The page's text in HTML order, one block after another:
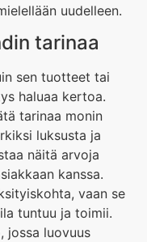
uudelleen.
tarinaa
sen tuotteet tai
haluaa kertoa.
tarinaa monin
luksusta ja
näitä arvoja
kanssa.
vaan se
tuntuu ja toimii.
jossa luovuus